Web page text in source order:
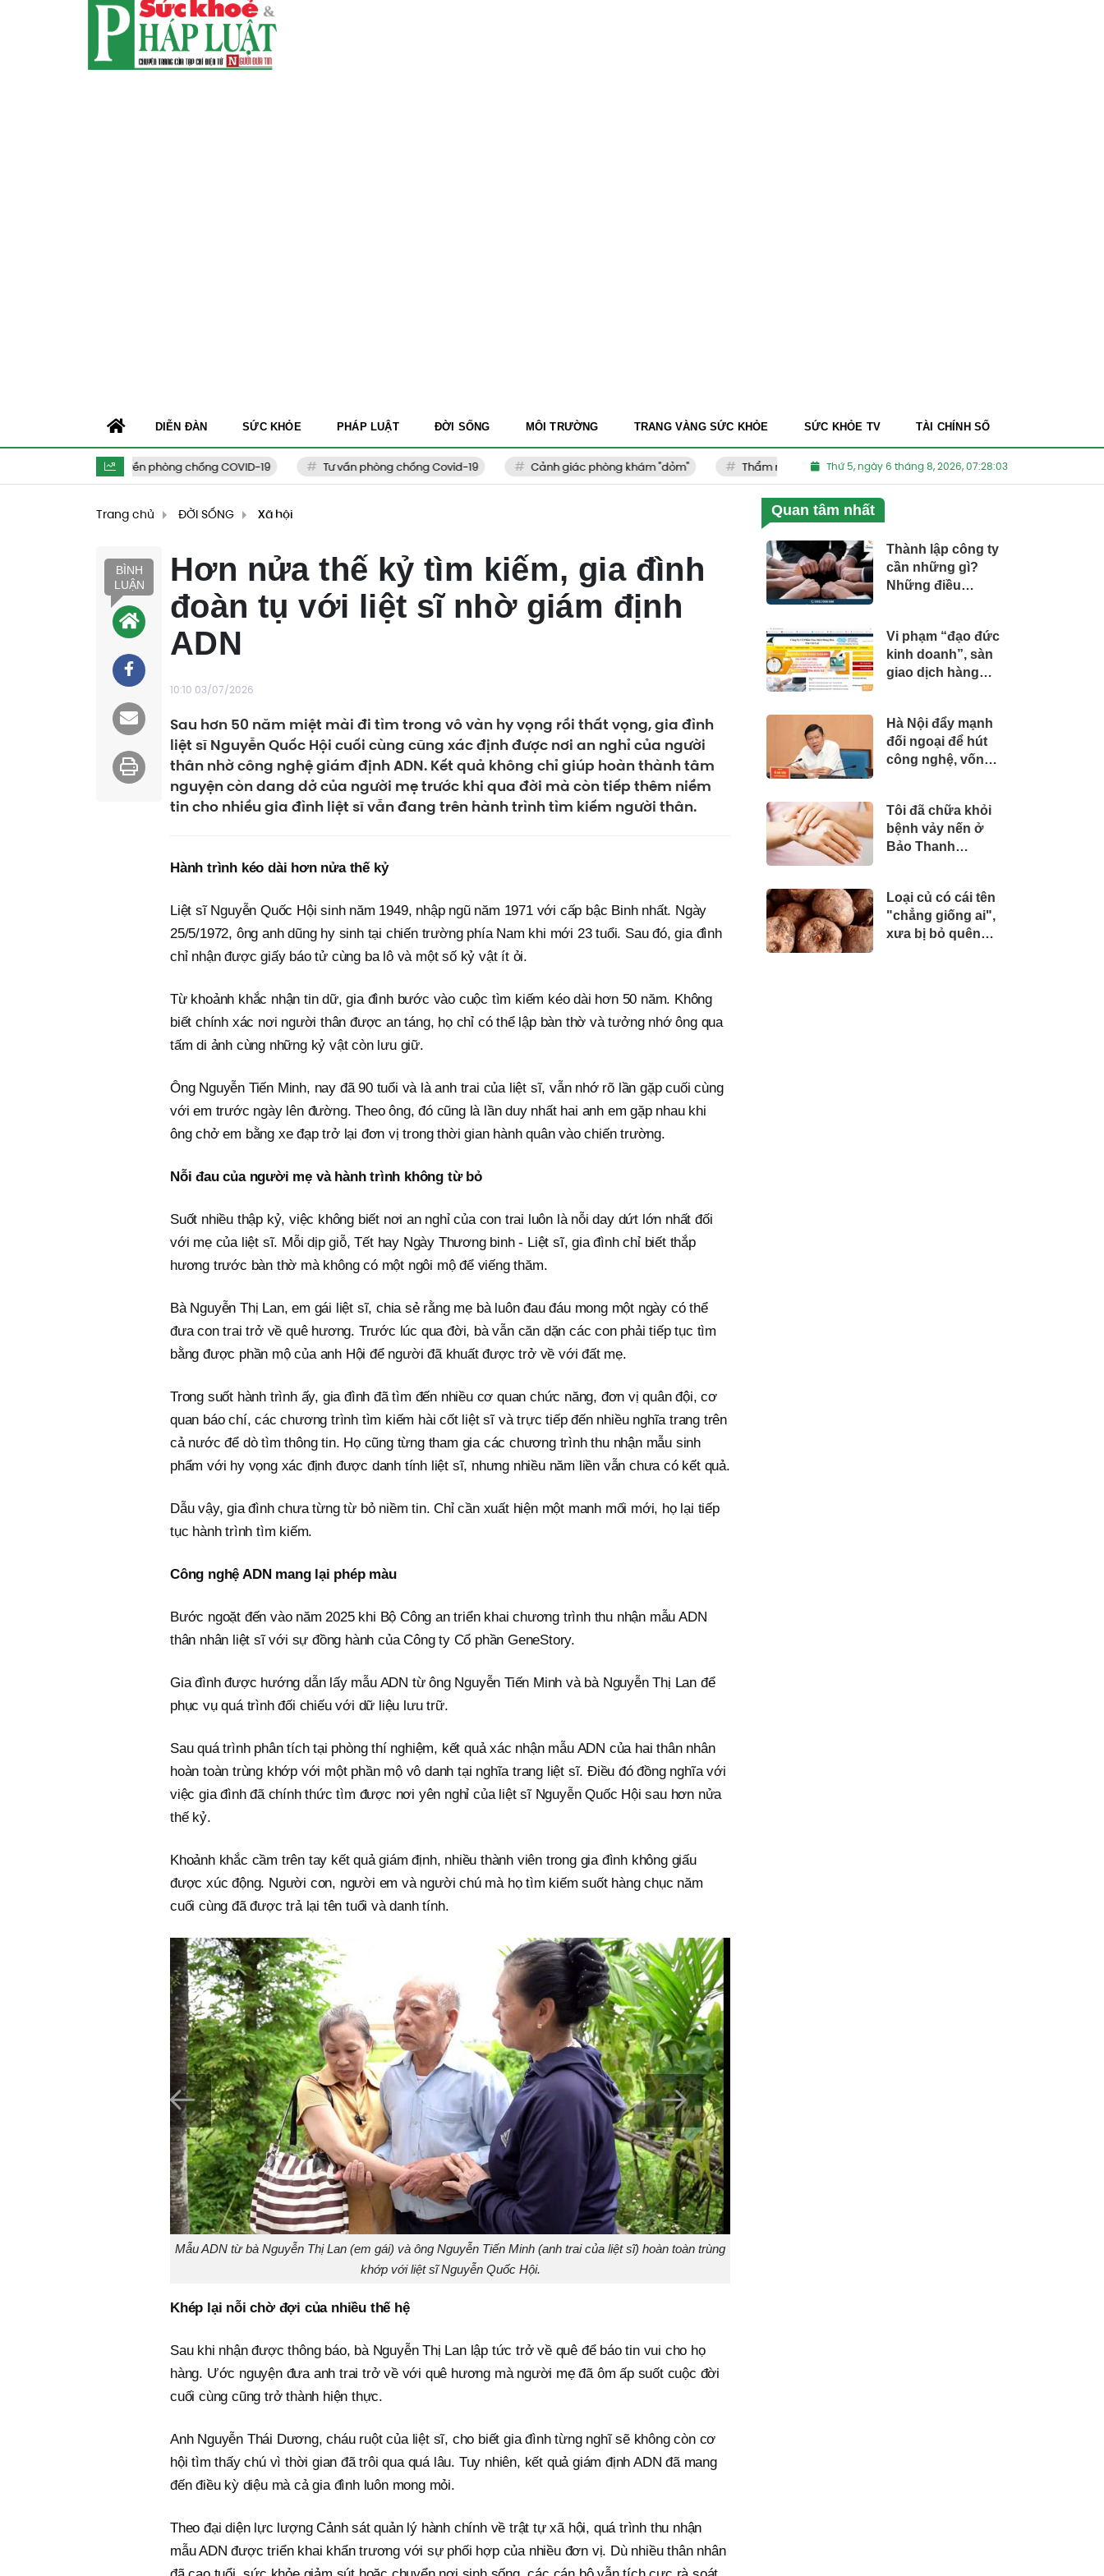
Tuyên truyền phòng chống COVID-19 Tư vấn phòng chống Covid-19 Cảnh giác phòng khám "dỏm" Thẩm mỹ viện kém chất lượng Thuốc Nam dành cho người Việt
Thứ 5, ngày 6 tháng 8, 2026, 07:28:04
DIỄN ĐÀN SỨC KHỎE PHÁP LUẬT ĐỜI SỐNG MÔI TRƯỜNG TRANG VÀNG SỨC KHỎE SỨC KHỎE TV TÀI CHÍNH SỐ
Trang chủ ĐỜI SỐNG Xã hội
BÌNH
LUẬN
Hơn nửa thế kỷ tìm kiếm, gia đình
đoàn tụ với liệt sĩ nhờ giám định
ADN
10:10 03/07/2026
Sau hơn 50 năm miệt mài đi tìm trong vô vàn hy vọng rồi thất vọng, gia đình
liệt sĩ Nguyễn Quốc Hội cuối cùng cũng xác định được nơi an nghỉ của người
thân nhờ công nghệ giám định ADN. Kết quả không chỉ giúp hoàn thành tâm
nguyện còn dang dở của người mẹ trước khi qua đời mà còn tiếp thêm niềm
tin cho nhiều gia đình liệt sĩ vẫn đang trên hành trình tìm kiếm người thân.
Hành trình kéo dài hơn nửa thế kỷ
Liệt sĩ Nguyễn Quốc Hội sinh năm 1949, nhập ngũ năm 1971 với cấp bậc Binh nhất. Ngày
25/5/1972, ông anh dũng hy sinh tại chiến trường phía Nam khi mới 23 tuổi. Sau đó, gia đình
chỉ nhận được giấy báo tử cùng ba lô và một số kỷ vật ít ỏi.
Từ khoảnh khắc nhận tin dữ, gia đình bước vào cuộc tìm kiếm kéo dài hơn 50 năm. Không
biết chính xác nơi người thân được an táng, họ chỉ có thể lập bàn thờ và tưởng nhớ ông qua
tấm di ảnh cùng những kỷ vật còn lưu giữ.
Ông Nguyễn Tiến Minh, nay đã 90 tuổi và là anh trai của liệt sĩ, vẫn nhớ rõ lần gặp cuối cùng
với em trước ngày lên đường. Theo ông, đó cũng là lần duy nhất hai anh em gặp nhau khi
ông chở em bằng xe đạp trở lại đơn vị trong thời gian hành quân vào chiến trường.
Nỗi đau của người mẹ và hành trình không từ bỏ
Suốt nhiều thập kỷ, việc không biết nơi an nghỉ của con trai luôn là nỗi day dứt lớn nhất đối
với mẹ của liệt sĩ. Mỗi dịp giỗ, Tết hay Ngày Thương binh - Liệt sĩ, gia đình chỉ biết thắp
hương trước bàn thờ mà không có một ngôi mộ để viếng thăm.
Bà Nguyễn Thị Lan, em gái liệt sĩ, chia sẻ rằng mẹ bà luôn đau đáu mong một ngày có thể
đưa con trai trở về quê hương. Trước lúc qua đời, bà vẫn căn dặn các con phải tiếp tục tìm
bằng được phần mộ của anh Hội để người đã khuất được trở về với đất mẹ.
Trong suốt hành trình ấy, gia đình đã tìm đến nhiều cơ quan chức năng, đơn vị quân đội, cơ
quan báo chí, các chương trình tìm kiếm hài cốt liệt sĩ và trực tiếp đến nhiều nghĩa trang trên
cả nước để dò tìm thông tin. Họ cũng từng tham gia các chương trình thu nhận mẫu sinh
phẩm với hy vọng xác định được danh tính liệt sĩ, nhưng nhiều năm liền vẫn chưa có kết quả.
Dẫu vậy, gia đình chưa từng từ bỏ niềm tin. Chỉ cần xuất hiện một manh mối mới, họ lại tiếp
tục hành trình tìm kiếm.
Công nghệ ADN mang lại phép màu
Bước ngoặt đến vào năm 2025 khi Bộ Công an triển khai chương trình thu nhận mẫu ADN
thân nhân liệt sĩ với sự đồng hành của Công ty Cổ phần GeneStory.
Gia đình được hướng dẫn lấy mẫu ADN từ ông Nguyễn Tiến Minh và bà Nguyễn Thị Lan để
phục vụ quá trình đối chiếu với dữ liệu lưu trữ.
Sau quá trình phân tích tại phòng thí nghiệm, kết quả xác nhận mẫu ADN của hai thân nhân
hoàn toàn trùng khớp với một phần mộ vô danh tại nghĩa trang liệt sĩ. Điều đó đồng nghĩa với
việc gia đình đã chính thức tìm được nơi yên nghỉ của liệt sĩ Nguyễn Quốc Hội sau hơn nửa
thế kỷ.
Khoảnh khắc cầm trên tay kết quả giám định, nhiều thành viên trong gia đình không giấu
được xúc động. Người con, người em và người chú mà họ tìm kiếm suốt hàng chục năm
cuối cùng đã được trả lại tên tuổi và danh tính.
Mẫu ADN từ bà Nguyễn Thị Lan (em gái) và ông Nguyễn Tiến Minh (anh trai của liệt sĩ) hoàn toàn trùng
khớp với liệt sĩ Nguyễn Quốc Hội.
Khép lại nỗi chờ đợi của nhiều thế hệ
Sau khi nhận được thông báo, bà Nguyễn Thị Lan lập tức trở về quê để báo tin vui cho họ
hàng. Ước nguyện đưa anh trai trở về với quê hương mà người mẹ đã ôm ấp suốt cuộc đời
cuối cùng cũng trở thành hiện thực.
Anh Nguyễn Thái Dương, cháu ruột của liệt sĩ, cho biết gia đình từng nghĩ sẽ không còn cơ
hội tìm thấy chú vì thời gian đã trôi qua quá lâu. Tuy nhiên, kết quả giám định ADN đã mang
đến điều kỳ diệu mà cả gia đình luôn mong mỏi.
Theo đại diện lực lượng Cảnh sát quản lý hành chính về trật tự xã hội, quá trình thu nhận
mẫu ADN được triển khai khẩn trương với sự phối hợp của nhiều đơn vị. Dù nhiều thân nhân
Quan tâm nhất
Thành lập công ty
cần những gì?
Những điều
Vi phạm “đạo đức
kinh doanh”, sàn
giao dịch hàng
Hà Nội đẩy mạnh
đối ngoại để hút
công nghệ, vốn
lượng cao
Tôi đã chữa khỏi
bệnh vảy nến ở
Bảo Thanh
Loại củ có cái tên
"chẳng giống ai",
xưa bị bỏ quên